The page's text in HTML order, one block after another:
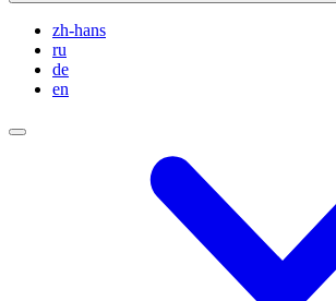
zh-hans
ru
de
en